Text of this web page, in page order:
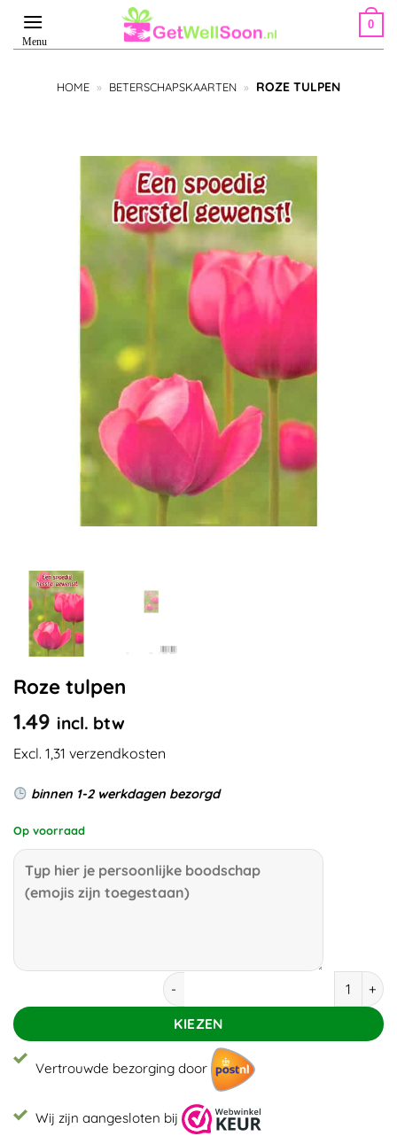
naar
inhoud
0
HOME » BETERSCHAPSKAARTEN » ROZE TULPEN
Roze tulpen
1.49 incl. btw
Excl. 1,31 verzendkosten
binnen 1-2 werkdagen bezorgd
Op voorraad
KIEZEN
Vertrouwde bezorging door
Wij zijn aangesloten bij